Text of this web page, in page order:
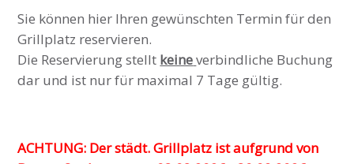
Sie können hier Ihren gewünschten Termin für den
Grillplatz reservieren.
Die Reservierung stellt keineverbindliche Buchung
dar und ist nur für maximal 7 Tage gültig.
ACHTUNG: Der städt. Grillplatz ist aufgrund von